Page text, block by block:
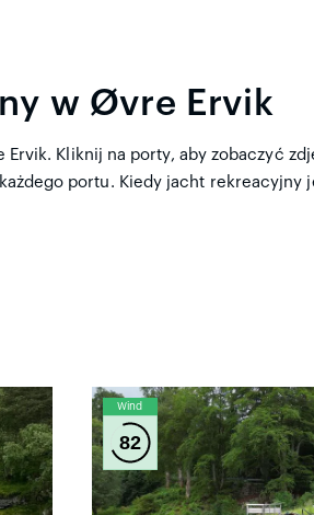
w Øvre Ervik
Kliknij na porty, aby zobaczyć
portu. Kiedy jacht
Wind
82